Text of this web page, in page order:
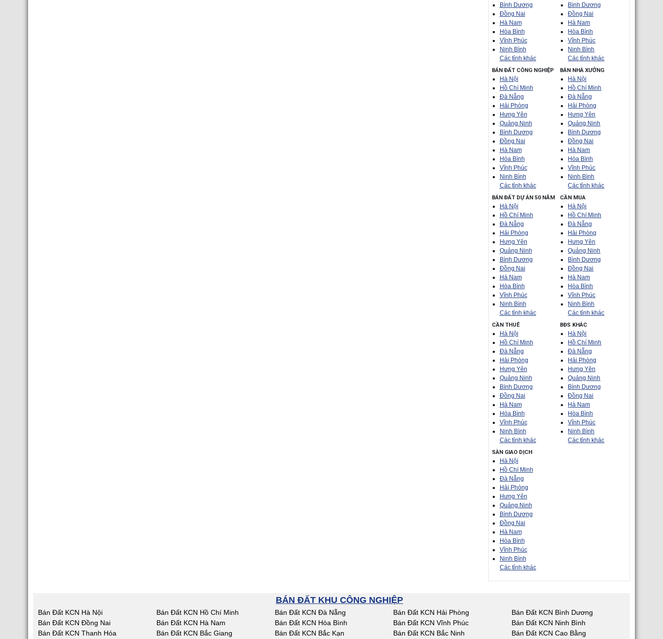
Bình Dương
Đồng Nai
Hà Nam
Hòa Bình
Vĩnh Phúc
Ninh Bình
Các tỉnh khác
Bình Dương
Đồng Nai
Hà Nam
Hòa Bình
Vĩnh Phúc
Ninh Bình
Các tỉnh khác
BÁN ĐẤT CÔNG NGHIỆP
Hà Nội
Hồ Chí Minh
Đà Nẵng
Hải Phòng
Hưng Yên
Quảng Ninh
Bình Dương
Đồng Nai
Hà Nam
Hòa Bình
Vĩnh Phúc
Ninh Bình
Các tỉnh khác
BÁN NHÀ XƯỞNG
Hà Nội
Hồ Chí Minh
Đà Nẵng
Hải Phòng
Hưng Yên
Quảng Ninh
Bình Dương
Đồng Nai
Hà Nam
Hòa Bình
Vĩnh Phúc
Ninh Bình
Các tỉnh khác
BÁN ĐẤT DỰ ÁN 50 NĂM
Hà Nội
Hồ Chí Minh
Đà Nẵng
Hải Phòng
Hưng Yên
Quảng Ninh
Bình Dương
Đồng Nai
Hà Nam
Hòa Bình
Vĩnh Phúc
Ninh Bình
Các tỉnh khác
CẦN MUA
Hà Nội
Hồ Chí Minh
Đà Nẵng
Hải Phòng
Hưng Yên
Quảng Ninh
Bình Dương
Đồng Nai
Hà Nam
Hòa Bình
Vĩnh Phúc
Ninh Bình
Các tỉnh khác
CẦN THUÊ
Hà Nội
Hồ Chí Minh
Đà Nẵng
Hải Phòng
Hưng Yên
Quảng Ninh
Bình Dương
Đồng Nai
Hà Nam
Hòa Bình
Vĩnh Phúc
Ninh Bình
Các tỉnh khác
BĐS KHÁC
Hà Nội
Hồ Chí Minh
Đà Nẵng
Hải Phòng
Hưng Yên
Quảng Ninh
Bình Dương
Đồng Nai
Hà Nam
Hòa Bình
Vĩnh Phúc
Ninh Bình
Các tỉnh khác
SÀN GIAO DỊCH
Hà Nội
Hồ Chí Minh
Đà Nẵng
Hải Phòng
Hưng Yên
Quảng Ninh
Bình Dương
Đồng Nai
Hà Nam
Hòa Bình
Vĩnh Phúc
Ninh Bình
Các tỉnh khác
BÁN ĐẤT KHU CÔNG NGHIỆP
Bán Đất KCN Hà Nội Bán Đất KCN Hồ Chí Minh Bán Đất KCN Đà Nẵng Bán Đất KCN Hải Phòng
Bán Đất KCN Bình Dương
Bán Đất KCN Đồng Nai
Bán Đất KCN Hà Nam Bán Đất KCN Hòa Bình Bán Đất KCN Vĩnh Phúc
Bán Đất KCN Ninh Bình
Bán Đất KCN Thanh Hóa
Bán Đất KCN Bắc Giang Bán Đất KCN Bắc Kạn Bán Đất KCN Bắc Ninh
Bán Đất KCN Cao Bằng